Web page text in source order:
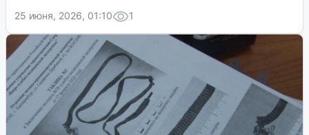
25 июня, 2026, 01:10
1